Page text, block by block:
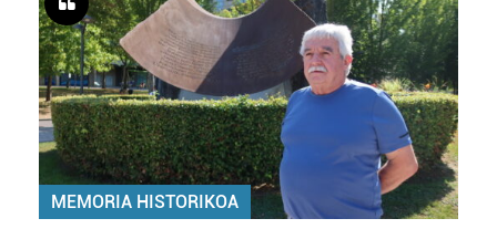
MEMORIA HISTORIKOA